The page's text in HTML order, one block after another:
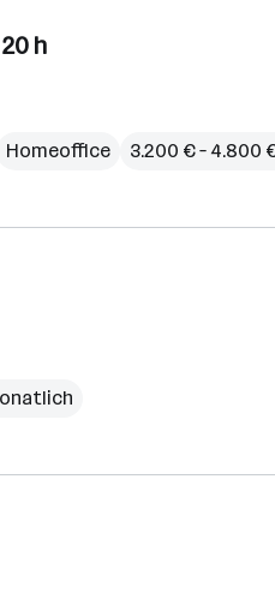
h
Homeoffice 3.200 € – 4.800